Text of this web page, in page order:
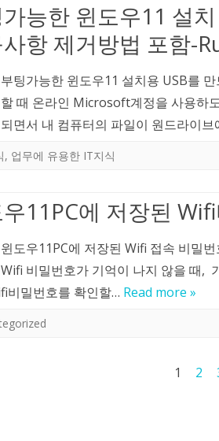
능한 윈도우11 설
항 제거방법 포함-
팅가능한 윈도우11 설치용 USB를
때 온라인 Microsoft계정을 사용하
면서 내 컴퓨터의 파일이 원드라이
, 업무에 유용한 IT지식
11PC에 저장된
도우11PC에 저장된 Wifi 접속 비밀
비밀번호가 기억이 나지 않을 때,
비밀번호를 확인할… Read more »
1 2